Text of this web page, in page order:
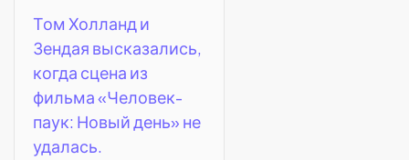
Том Холланд и
Зендая высказались,
когда сцена из
фильма «Человек-
паук: Новый день» не
удалась.